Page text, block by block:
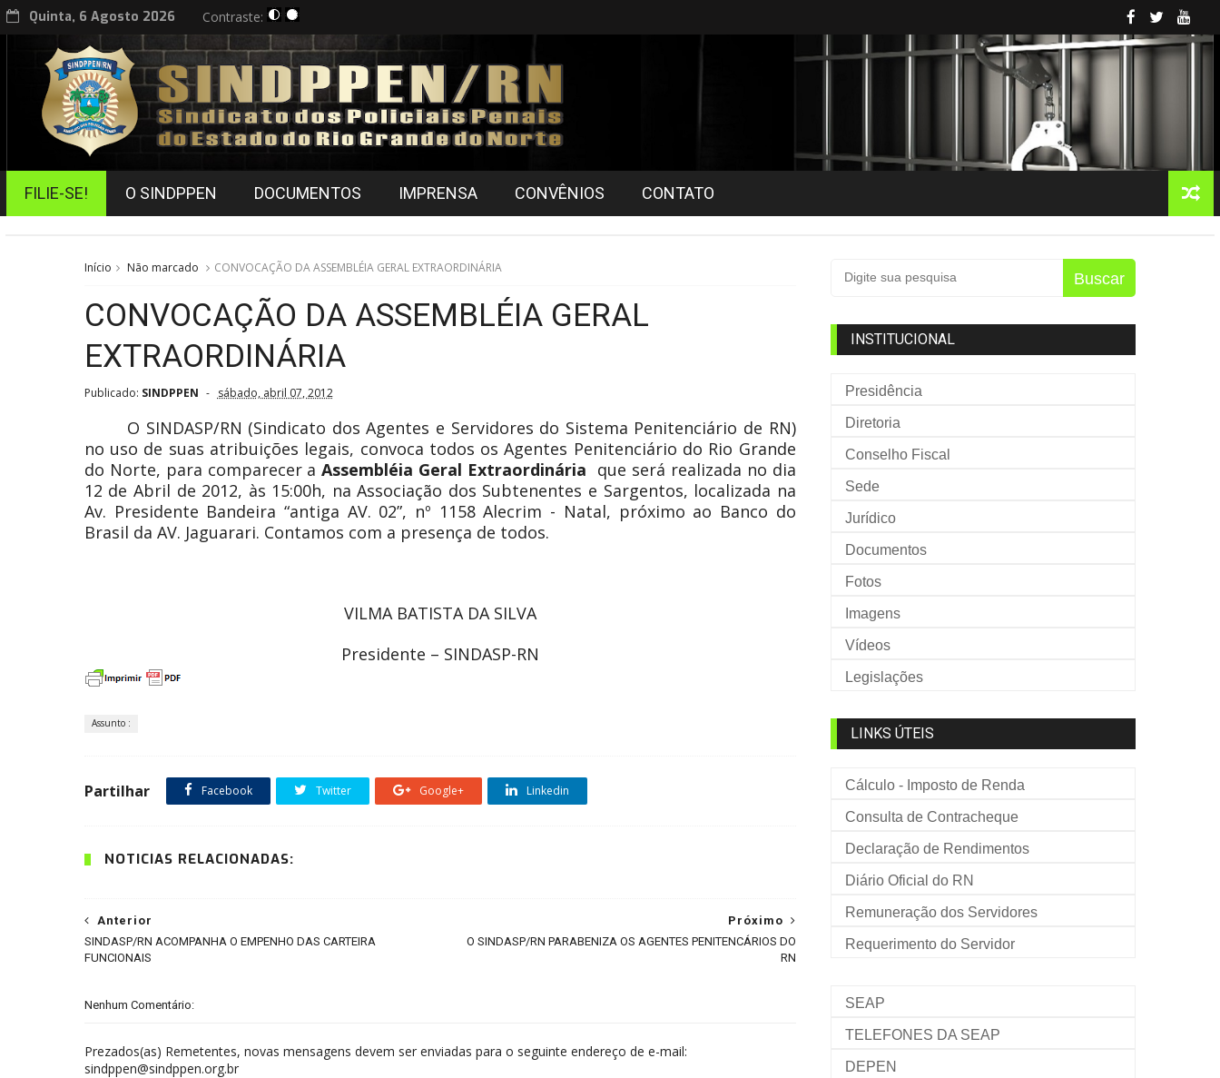
Quinta, 6 Agosto 2026 Contraste:
FILIE-SE! O SINDPPEN DOCUMENTOS IMPRENSA CONVÊNIOS CONTATO
Início Não marcado CONVOCAÇÃO DA ASSEMBLÉIA GERAL EXTRAORDINÁRIA
CONVOCAÇÃO DA ASSEMBLÉIA GERAL
EXTRAORDINÁRIA
Publicado: SINDPPEN sábado, abril 07, 2012
O SINDASP/RN (Sindicato dos Agentes e Servidores do Sistema Penitenciário de RN)
no uso de suas atribuições legais, convoca todos os Agentes Penitenciário do Rio Grande
do Norte, para comparecer aAssembléia Geral Extraordinária que será realizada no dia
12 de Abril de 2012, às 15:00h, na Associação dos Subtenentes e Sargentos, localizada na
Av. Presidente Bandeira “antiga AV. 02”, nº 1158 Alecrim - Natal, próximo ao Banco do
Brasil da AV. Jaguarari. Contamos com a presença de todos.
VILMA BATISTA DA SILVA
Presidente – SINDASP-RN
Assunto :
Partilhar Facebook Twitter Google+ Linkedin
NOTÍCIAS RELACIONADAS:
Próximo
O SINDASP/RN PARABENIZA OS AGENTES PENITENCÁRIOS DO
RN
Anterior
SINDASP/RN ACOMPANHA O EMPENHO DAS CARTEIRA
FUNCIONAIS
Nenhum Comentário:
Prezados(as) Remetentes, novas mensagens devem ser enviadas para o seguinte endereço de e-mail:
sindppen@sindppen.org.br
Buscar
INSTITUCIONAL
Presidência
Diretoria
Conselho Fiscal
Sede
Jurídico
Documentos
Fotos
Imagens
Vídeos
Legislações
LINKS ÚTEIS
Cálculo - Imposto de Renda
Consulta de Contracheque
Declaração de Rendimentos
Diário Oficial do RN
Remuneração dos Servidores
Requerimento do Servidor
SEAP
TELEFONES DA SEAP
DEPEN